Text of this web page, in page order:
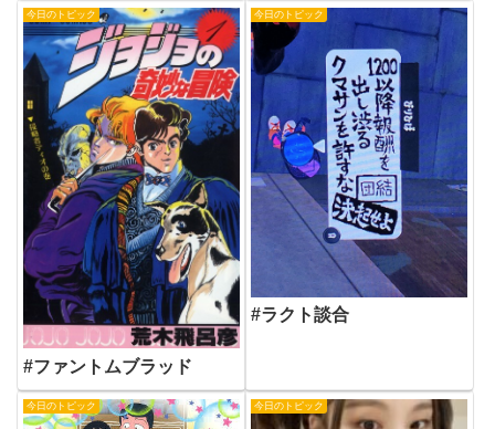
今日のトピック
#ファントムブラッド
今日のトピック
#ラクト談合
今日のトピック 今日のトピック